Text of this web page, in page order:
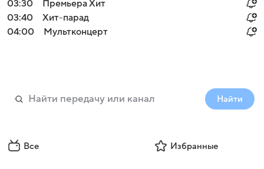
03:30
Премьера Хит
03:40
Хит-парад
04:00
Мультконцерт
Найти
Все Избранные